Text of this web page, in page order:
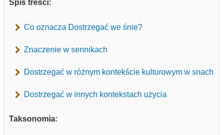
Spis treści:
Co oznacza Dostrzegać we śnie?
Znaczenie w sennikach
Dostrzegać w różnym kontekście kulturowym w snach
Dostrzegać w innych kontekstach użycia
Taksonomia: